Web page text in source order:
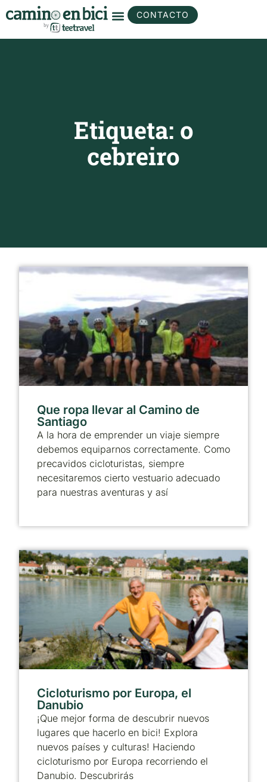
CONTACTO
Etiqueta: o
cebreiro
Que ropa llevar al Camino de
Santiago
A la hora de emprender un viaje siempre
debemos equiparnos correctamente. Como
precavidos cicloturistas, siempre
necesitaremos cierto vestuario adecuado
para nuestras aventuras y así
Cicloturismo por Europa, el
Danubio
¡Que mejor forma de descubrir nuevos
lugares que hacerlo en bici! Explora
nuevos países y culturas! Haciendo
cicloturismo por Europa recorriendo el
Danubio. Descubrirás